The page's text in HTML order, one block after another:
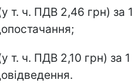
т. ч. ПДВ 2,46 грн) за 1
т. ч. ПДВ 2,10 грн) за 1